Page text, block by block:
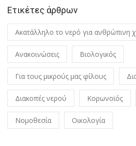
Ετικέτες άρθρων
Ακατάλληλο το νερό για ανθρώπινη
Ανακοινώσεις Βιολογικός
Για τους μικρούς μας φίλους
Διακοπές νερού Κορωνοϊός
Νομοθεσία Οικολογία